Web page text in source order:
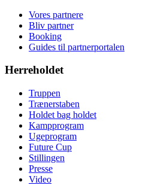
Vores partnere
Bliv partner
Booking
Guides til partnerportalen
Herreholdet
Truppen
Trænerstaben
Holdet bag holdet
Kampprogram
Ugeprogram
Future Cup
Stillingen
Presse
Video